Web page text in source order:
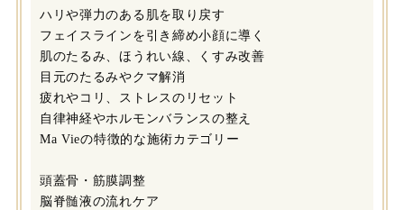
ハリや弾力のある肌を取り戻す
フェイスラインを引き締め小顔に導く
肌のたるみ、ほうれい線、くすみ改善
目元のたるみやクマ解消
疲れやコリ、ストレスのリセット
自律神経やホルモンバランスの整え
Ma Vieの特徴的な施術カテゴリー
頭蓋骨・筋膜調整
脳脊髄液の流れケア